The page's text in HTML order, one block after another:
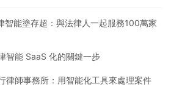
智能塗存超：與法律人一起服務100萬家
智能 SaaS 化的關鍵一步
律師事務所：用智能化工具來處理案件